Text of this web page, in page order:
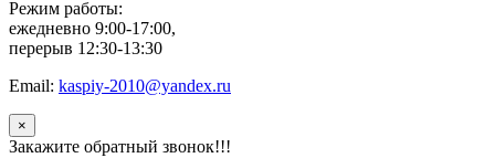
Режим работы:
ежедневно 9:00-17:00,
перерыв 12:30-13:30
Email: kaspiy-2010@yandex.ru
×
Закажите обратный звонок!!!